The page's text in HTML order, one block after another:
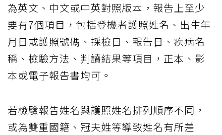
為英文、中文或中英對照版本，報告上至少
要有7個項目，包括登機者護照姓名、出生年
月日或護照號碼、採檢日、報告日、疾病名
稱、檢驗方法、判讀結果等項目，正本、影
本或電子報告書均可。
若檢驗報告姓名與護照姓名排列順序不同，
或為雙重國籍、冠夫姓等導致姓名有所差